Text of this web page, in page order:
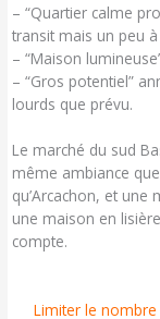
– “Quartier calme
transit mais un peu à
– “Maison
– “Gros potentiel”
lourds que prévu.
Le marché du sud
même ambiance
qu’Arcachon, et
une maison en
compte.
Limiter le nombre